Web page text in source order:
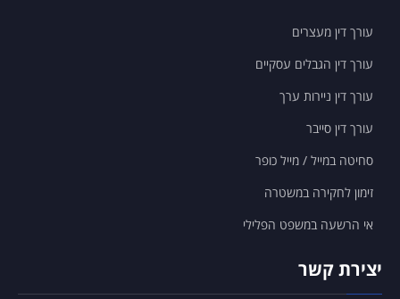
עורך דין מעצרים
עורך דין הגבלים עסקיים
עורך דין ניירות ערך
עורך דין סייבר
סחיטה במייל / מייל כופר
זימון לחקירה במשטרה
אי הרשעה במשפט הפלילי
יצירת קשר